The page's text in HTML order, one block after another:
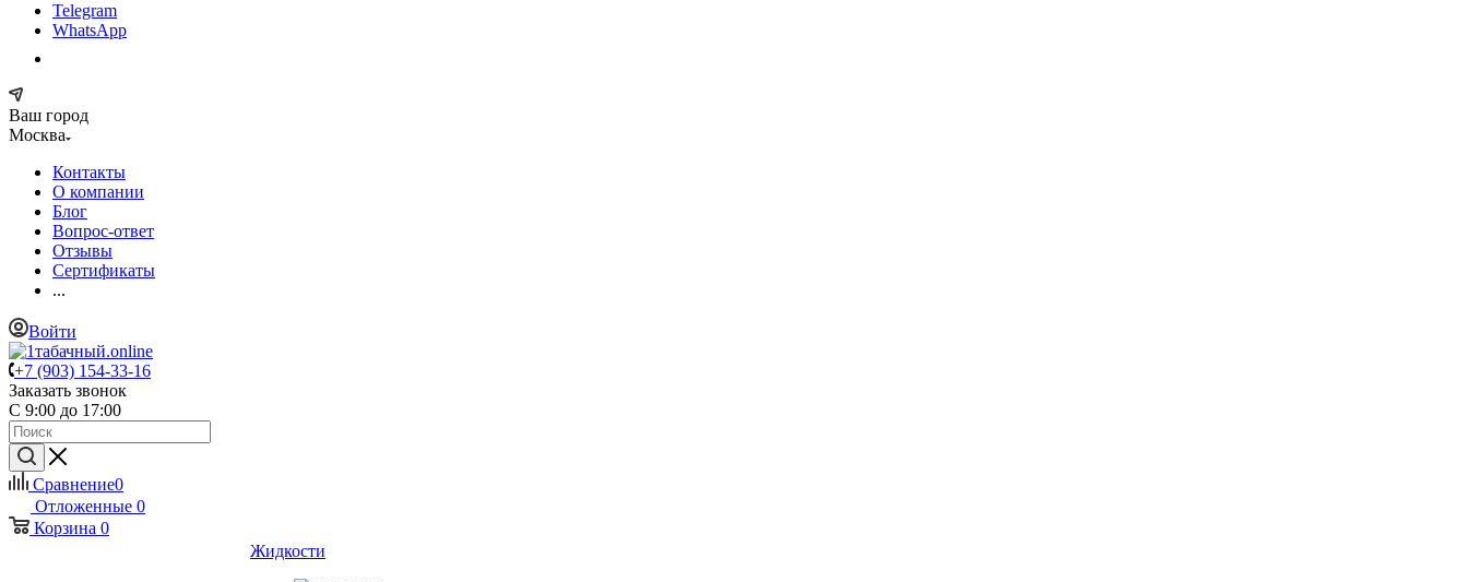
Telegram
WhatsApp
Ваш город
Москва
Контакты
О компании
Блог
Вопрос-ответ
Отзывы
Сертификаты
...
Войти
+7 (903) 154-33-16
Заказать звонок
С 9:00 до 17:00
Сравнение0
Отложенные 0
Корзина 0
Жидкости